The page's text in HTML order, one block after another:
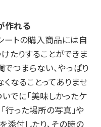
作れる
トの購入商品には自
たりすることができま
でつまらない、やっぱり
なることってありませ
でに「美味しかったケ
行った場所の写真」や
添付したり、その時の